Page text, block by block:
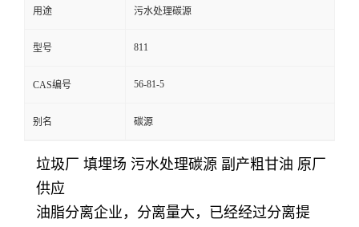
用途 污水处理碳源
型号 811
CAS编号 56-81-5
别名 碳源
垃圾厂 填埋场 污水处理碳源 副产粗甘油 原厂
供应
油脂分离企业，分离量大，已经经过分离提